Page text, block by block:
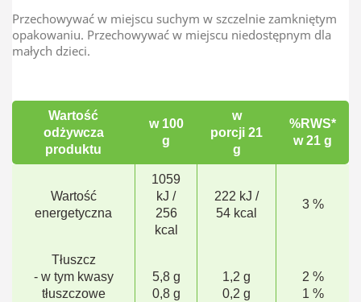
Przechowywać w miejscu suchym w szczelnie zamkniętym
opakowaniu. Przechowywać w miejscu niedostępnym dla
małych dzieci.
Wartość
odżywcza
produktu
w 100
g
w
porcji 21
g
%RWS*
w 21 g
Wartość
energetyczna
1059
kJ /
256
kcal
222 kJ /
54 kcal
3 %
Tłuszcz
- w tym kwasy
tłuszczowe
5,8 g
0,8 g
1,2 g
0,2 g
2 %
1 %